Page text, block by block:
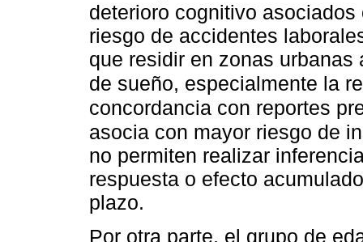
deterioro cognitivo
riesgo de accidentes
que residir en zonas
de sueño, especialmente la
concordancia con reportes
asocia con mayor riesgo de
no permiten realizar
respuesta o efecto
plazo.
Por otra parte, el grupo de